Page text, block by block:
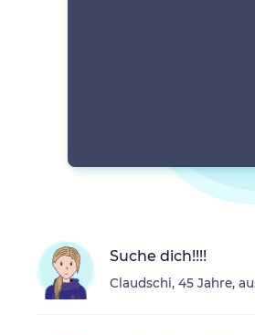
Suche dich!!!!
Claudschi, 45 Jahre,